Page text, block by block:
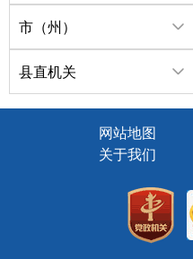
市（州）
县直机关
网站地图
关于我们